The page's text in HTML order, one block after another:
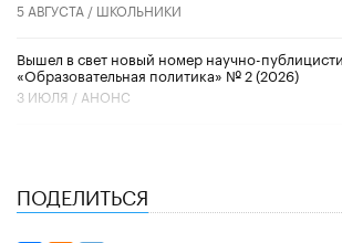
5 АВГУСТА / ШКОЛЬНИКИ
Вышел в свет новый номер научно-
«Образовательная политика» № 2 (2026)
3 ИЮЛЯ / АНОНС
ПОДЕЛИТЬСЯ